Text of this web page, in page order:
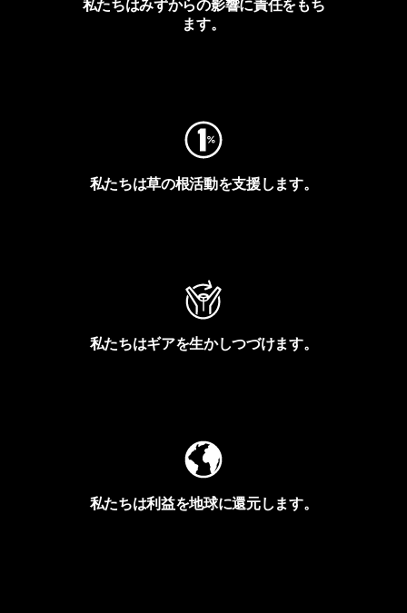
私たちはみずからの影響に責任をもち
ます。
私たちは草の根活動を支援します。
私たちはギアを生かしつづけます。
私たちは利益を地球に還元します。